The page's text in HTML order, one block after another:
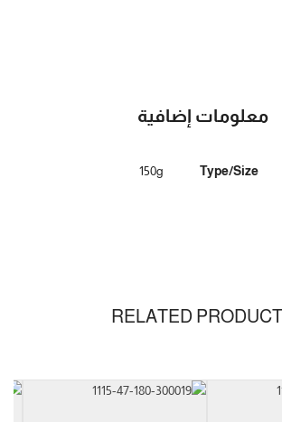
معلومات إضافية
Type/Size
150g
RELATED